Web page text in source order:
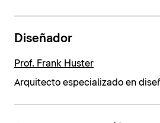
Diseñador
Prof. Frank Huster
Arquitecto especializado en